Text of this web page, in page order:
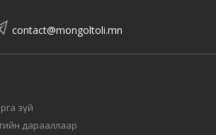
contact@mongoltoli.mn
зүй
дарааллаар